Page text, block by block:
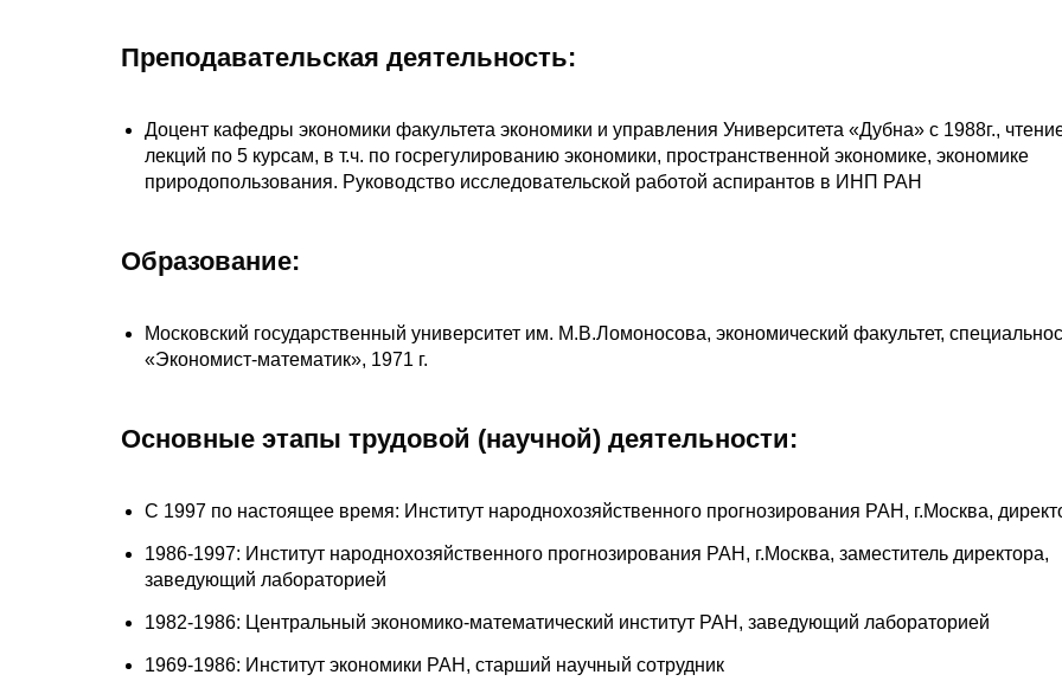
Преподавательская деятельность:
Доцент кафедры экономики факультета экономики и управления Университета «Дубна» с 1988г.,
лекций по 5 курсам, в т.ч. по госрегулированию экономики, пространственной экономике, экономике
природопользования. Руководство исследовательской работой аспирантов в ИНП РАН
Образование:
Московский государственный университет им. М.В.Ломоносова, экономический факультет,
«Экономист-математик», 1971 г.
Основные этапы трудовой (научной) деятельности:
С 1997 по настоящее время: Институт народнохозяйственного прогнозирования РАН, г.Москва,
1986-1997: Институт народнохозяйственного прогнозирования РАН, г.Москва, заместитель директора,
заведующий лабораторией
1982-1986: Центральный экономико-математический институт РАН, заведующий лабораторией
1969-1986: Институт экономики РАН, старший научный сотрудник